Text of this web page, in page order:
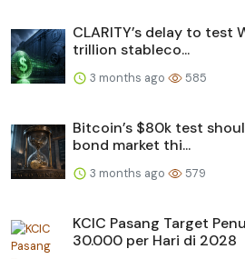
CLARITY’s delay to test
trillion stableco...
3 months ago 585
Bitcoin’s $80k test
bond market thi...
3 months ago 579
KCIC Pasang Target
30.000 per Hari di 2028